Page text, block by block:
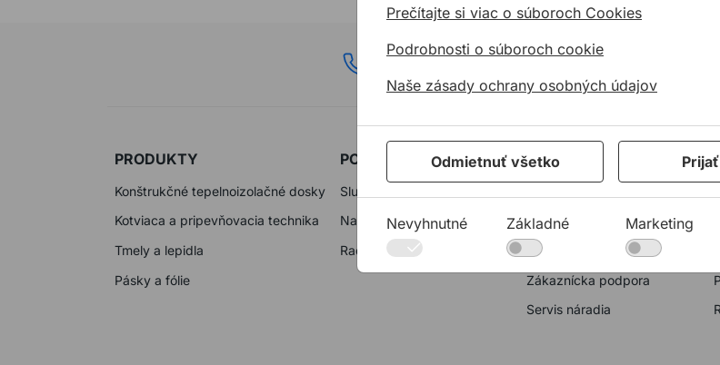
02 623 10 920 allmedia@allmedia.sk
PRODUKTY
Konštrukčné tepelnoizolačné dosky
Kotviaca a pripevňovacia technika
Tmely a lepidla
Pásky a fólie
PODPORA
Služby
Na stiahnutie
Rady a tipy
KONTAKTY
Predajné miesta
Technická podpora
Zákaznícka podpora
Servis náradia
Prečítajte si viac o súboroch Cookies
Podrobnosti o súboroch cookie
Naše zásady ochrany osobných údajov
Odmietnuť všetko
Nevyhnutné Základné Marketing